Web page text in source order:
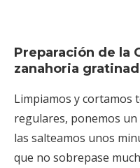
Preparación de la
zanahoria
Limpiamos y cortamos
regulares, ponemos
las salteamos unos
que no sobrepase